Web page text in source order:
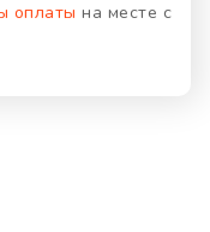
оплаты на месте с